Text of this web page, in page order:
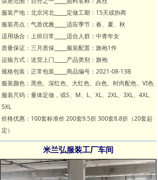
服装产地：北京河北_____定做工期：15天或协商
服装亮点：气质优雅_____适应季节：春、夏、秋
适用场合：上班日常_____适合人群：中青年女
质量保证：三月质保_____服装配置：旗袍1件
运输方式：送货上门_____产品类别：旗袍
规格包装：正常包装_____商品编号：2021-08-13B
服装颜色：黑色、深红色、大红色、白色、时尚配色、VI色
服装尺码：量体定做，或S、M、L、XL、2XL、3XL、4XL、
5XL
价格优惠：100套标准价 200套9.5折 300套8.8折（20套起
定）
米兰弘服装工厂车间